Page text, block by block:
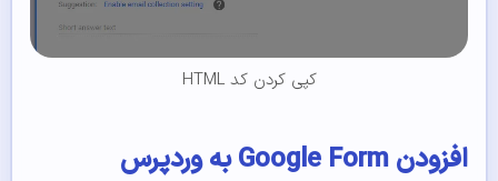
کپی کردن کد HTML
افزودن Google Form به وردپرس